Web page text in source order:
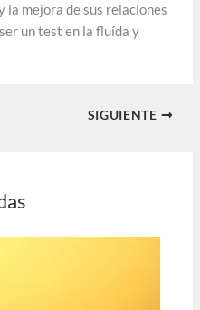
la mejora de sus relaciones
un test en la fluída y
SIGUIENTE